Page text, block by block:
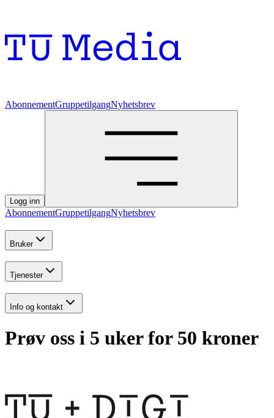
AbonnementGruppetilgangNyhetsbrev
Logg inn
AbonnementGruppetilgangNyhetsbrev
Bruker
Tjenester
Info og kontakt
Prøv oss i 5 uker for 50 kroner